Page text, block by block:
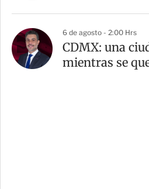
6 de agosto - 2:00 Hrs
CDMX: una
mientras se